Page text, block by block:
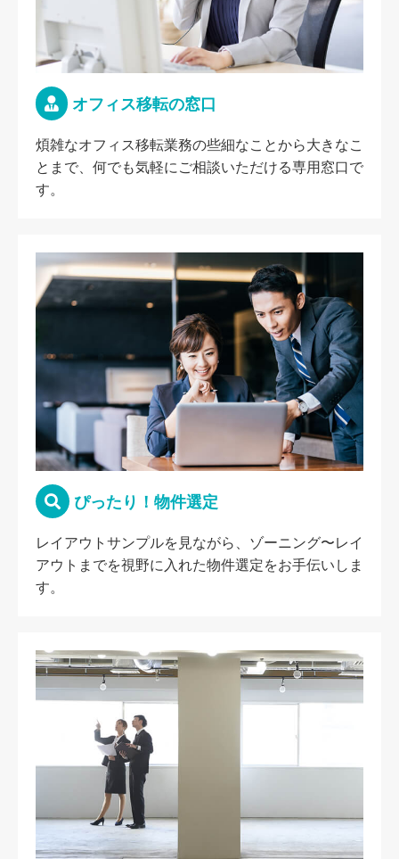
オフィス移転の窓口
煩雑なオフィス移転業務の些細なことから大きなこ
とまで、何でも気軽にご相談いただける専用窓口で
す。
ぴったり！物件選定
レイアウトサンプルを見ながら、ゾーニング〜レイ
アウトまでを視野に入れた物件選定をお手伝いしま
す。